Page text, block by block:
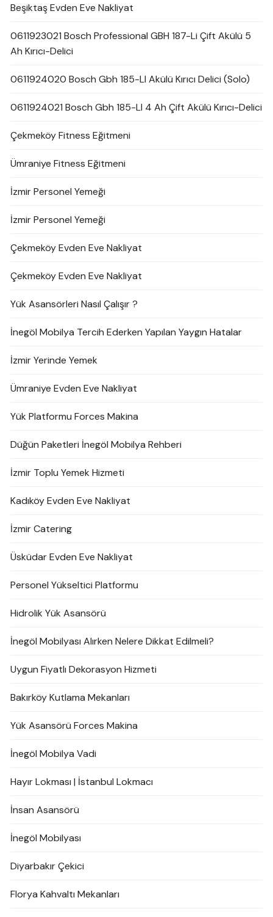
Beşiktaş Evden Eve Nakliyat
0611923021 Bosch Professional GBH 187-Li Çift Akülü 5
Ah Kırıcı-Delici
0611924020 Bosch Gbh 185-LI Akülü Kırıcı Delici (Solo)
0611924021 Bosch Gbh 185-LI 4 Ah Çift Akülü Kırıcı-Delici
Çekmeköy Fitness Eğitmeni
Ümraniye Fitness Eğitmeni
İzmir Personel Yemeği
İzmir Personel Yemeği
Çekmeköy Evden Eve Nakliyat
Çekmeköy Evden Eve Nakliyat
Yük Asansörleri Nasıl Çalışır ?
İnegöl Mobilya Tercih Ederken Yapılan Yaygın Hatalar
İzmir Yerinde Yemek
Ümraniye Evden Eve Nakliyat
Yük Platformu Forces Makina
Düğün Paketleri İnegöl Mobilya Rehberi
İzmir Toplu Yemek Hizmeti
Kadıköy Evden Eve Nakliyat
İzmir Catering
Üsküdar Evden Eve Nakliyat
Personel Yükseltici Platformu
Hidrolik Yük Asansörü
İnegöl Mobilyası Alırken Nelere Dikkat Edilmeli?
Uygun Fiyatlı Dekorasyon Hizmeti
Bakırköy Kutlama Mekanları
Yük Asansörü Forces Makina
İnegöl Mobilya Vadi
Hayır Lokması | İstanbul Lokmacı
İnsan Asansörü
İnegöl Mobilyası
Diyarbakır Çekici
Florya Kahvaltı Mekanları